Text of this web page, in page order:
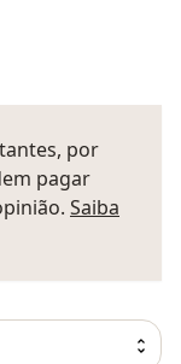
por
pagar
Saiba